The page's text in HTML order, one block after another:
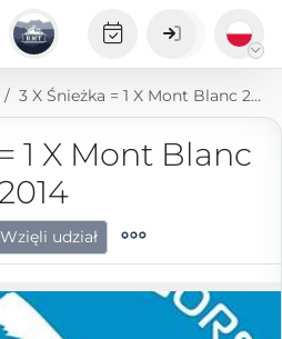
3 X Śnieżka = 1 X Mont Blanc 2014
1 X Mont Blanc
Wzięli udział